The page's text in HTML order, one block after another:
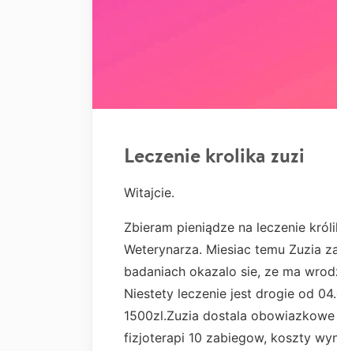
Leczenie krolika zuzi
Witajcie.
Zbieram pieniądze na leczenie
Weterynarza. Miesiac temu Zuzia
badaniach okazalo sie, ze ma
Niestety leczenie jest drogie od
1500zl.Zuzia dostala
fizjoterapi 10 zabiegow, koszty